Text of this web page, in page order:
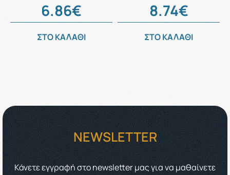
6.86€
ΣΤΟ ΚΑΛΑΘΙ
8.74€
ΣΤΟ ΚΑΛΑΘΙ
NEWSLETTER
Κάνετε εγγραφή στο newsletter μας για να μαθαίνετε